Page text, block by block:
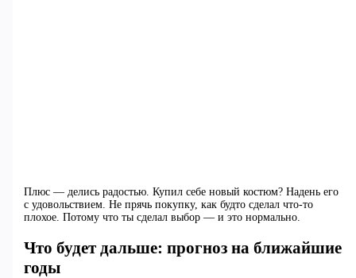
Плюс — делись радостью. Купил себе новый костюм? Надень его
с удовольствием. Не прячь покупку, как будто сделал что-то
плохое. Потому что ты сделал выбор — и это нормально.
Что будет дальше: прогноз на ближайшие
годы